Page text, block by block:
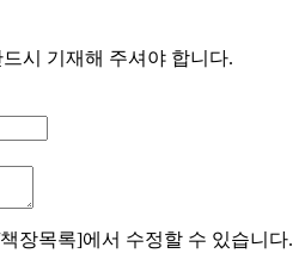
시 기재해 주셔야 합니다.
장목록]에서 수정할 수 있습니다.